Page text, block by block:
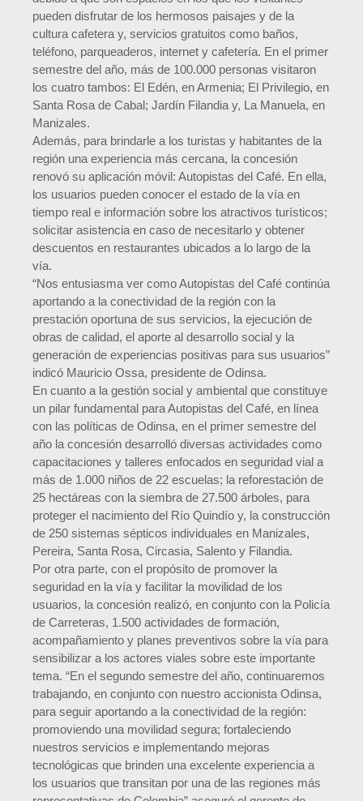
pueden disfrutar de los hermosos paisajes y de la
cultura cafetera y, servicios gratuitos como baños,
teléfono, parqueaderos, internet y cafetería. En el primer
semestre del año, más de 100.000 personas visitaron
los cuatro tambos: El Edén, en Armenia; El Privilegio, en
Santa Rosa de Cabal; Jardín Filandia y, La Manuela, en
Manizales.
Además, para brindarle a los turistas y habitantes de la
región una experiencia más cercana, la concesión
renovó su aplicación móvil: Autopistas del Café. En ella,
los usuarios pueden conocer el estado de la vía en
tiempo real e información sobre los atractivos turísticos;
solicitar asistencia en caso de necesitarlo y obtener
descuentos en restaurantes ubicados a lo largo de la
vía.
“Nos entusiasma ver como Autopistas del Café continúa
aportando a la conectividad de la región con la
prestación oportuna de sus servicios, la ejecución de
obras de calidad, el aporte al desarrollo social y la
generación de experiencias positivas para sus usuarios”
indicó Mauricio Ossa, presidente de Odinsa.
En cuanto a la gestión social y ambiental que constituye
un pilar fundamental para Autopistas del Café, en línea
con las políticas de Odinsa, en el primer semestre del
año la concesión desarrolló diversas actividades como
capacitaciones y talleres enfocados en seguridad vial a
más de 1.000 niños de 22 escuelas; la reforestación de
25 hectáreas con la siembra de 27.500 árboles, para
proteger el nacimiento del Río Quindío y, la construcción
de 250 sistemas sépticos individuales en Manizales,
Pereira, Santa Rosa, Circasia, Salento y Filandia.
Por otra parte, con el propósito de promover la
seguridad en la vía y facilitar la movilidad de los
usuarios, la concesión realizó, en conjunto con la Policía
de Carreteras, 1.500 actividades de formación,
acompañamiento y planes preventivos sobre la vía para
sensibilizar a los actores viales sobre este importante
tema. “En el segundo semestre del año, continuaremos
trabajando, en conjunto con nuestro accionista Odinsa,
para seguir aportando a la conectividad de la región:
promoviendo una movilidad segura; fortaleciendo
nuestros servicios e implementando mejoras
tecnológicas que brinden una excelente experiencia a
los usuarios que transitan por una de las regiones más